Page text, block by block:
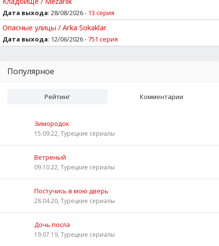
Дата выхода: 28/08/2026 - 13 серия
Опасные улицы / Arka Sokaklar
Дата выхода: 12/06/2026 -751 серия
Популярное
Рейтинг Комментарии
Зимородок
15.09.22, Турецкие сериалы
Ветреный
09.10.22, Турецкие сериалы
Постучись в мою дверь
28.04.20, Турецкие сериалы
Дочь посла
19.07.19, Турецкие сериалы